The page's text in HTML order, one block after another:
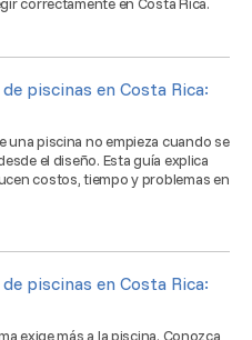
piscinas en Costa Rica:
una piscina no empieza cuando se
el diseño. Esta guía explica
costos, tiempo y problemas en
piscinas en Costa Rica:
exige más a la piscina. Conozca